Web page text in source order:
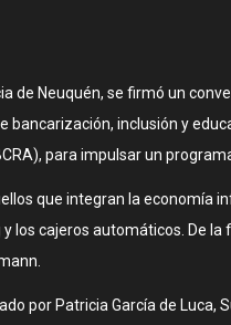
de Neuquén, se firmó un
inclusión y
para impulsar un
que integran la economía
los cajeros automáticos. De
por Patricia García de